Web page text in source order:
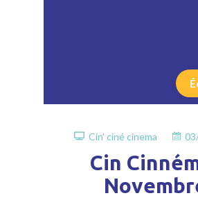
Cin' ciné cinema
Cin